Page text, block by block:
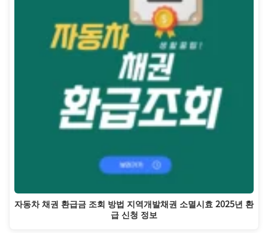
자동차 채권 환급금 조회 방법 지역개발채권 소멸시효 2025년 환
급 신청 정보